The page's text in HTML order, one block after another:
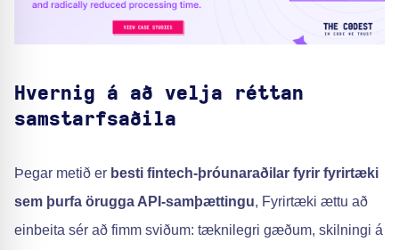
Hvernig á að velja réttan
samstarfsaðila
Þegar metið er besti fintech-þróunaraðilar fyrir fyrirtæki
sem þurfa örugga API-samþættingu, Fyrirtæki ættu að
einbeita sér að fimm sviðum: tæknilegri gæðum, skilningi á